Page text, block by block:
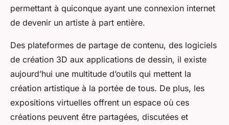
permettant à quiconque ayant une connexion internet
de devenir un artiste à part entière.
Des plateformes de partage de contenu, des logiciels
de création 3D aux applications de dessin, il existe
aujourd’hui une multitude d’outils qui mettent la
création artistique à la portée de tous. De plus, les
expositions virtuelles offrent un espace où ces
créations peuvent être partagées, discutées et